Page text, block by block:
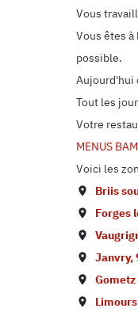
Vous
Vous êtes
possible.
Aujourd'hui
Tout les
Votre
MENUS
Voici les
Briis
Forges
Janvry,
Limours